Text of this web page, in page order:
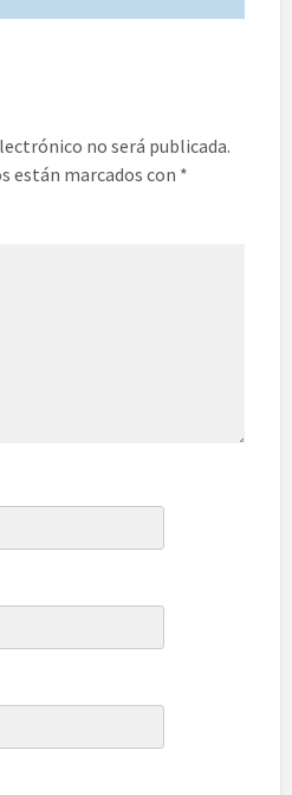
no será publicada.
están marcados con *